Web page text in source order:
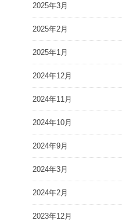
2025年3月
2025年2月
2025年1月
2024年12月
2024年11月
2024年10月
2024年9月
2024年3月
2024年2月
2023年12月